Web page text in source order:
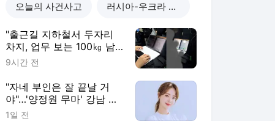
오늘의 사건사고 러시아-우크라 전쟁
"출근길 지하철서 두자리
차지, 업무 보는 100㎏ 남
성…부딪히면 신경질"
9시간 전
"자네 부인은 잘 끝날 거
야"…'양정원 무마' 강남 경
찰, 다른 돈도 받은 정황
1일 전